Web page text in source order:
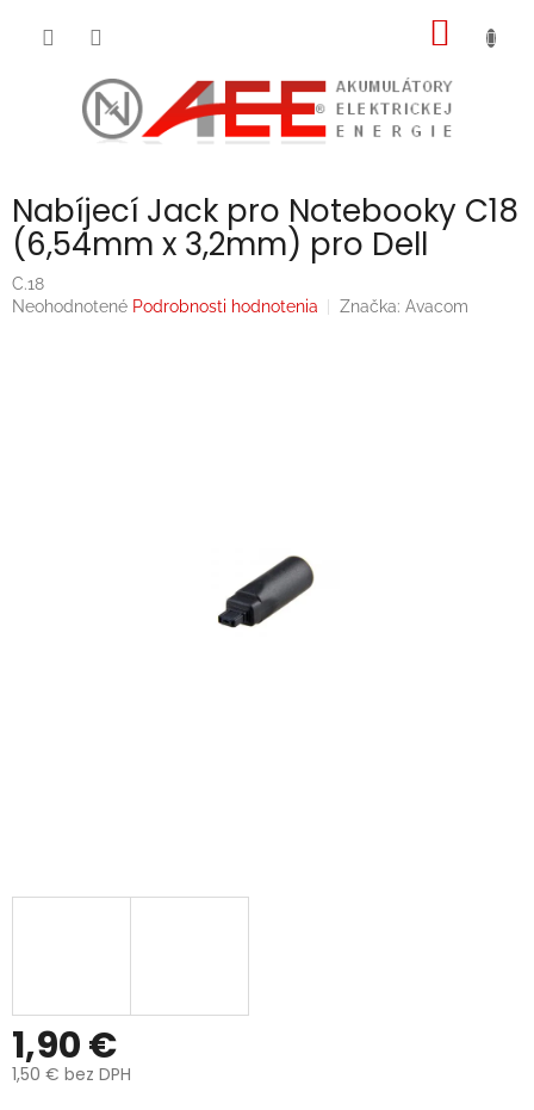
Nabíjecí Jack pro Notebooky C18
(6,54mm x 3,2mm) pro Dell
C.18
Priemerné
Neohodnotené Podrobnosti hodnotenia Značka: Avacom
1,90 €
1,50 € bez DPH